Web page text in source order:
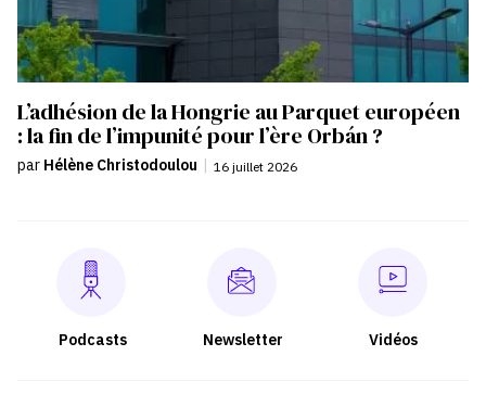
L’adhésion de la Hongrie au Parquet européen
: la fin de l’impunité pour l’ère Orbán ?
par Hélène Christodoulou | 16 juillet 2026
Podcasts Newsletter Vidéos